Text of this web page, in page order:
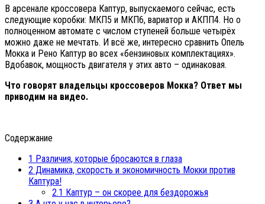
В арсенале кроссовера Каптур, выпускаемого сейчас, есть
следующие коробки: МКП5 и МКП6, вариатор и АКПП4. Но о
полноценном автомате с числом ступеней больше четырёх
можно даже не мечтать. И всё же, интересно сравнить Опель
Мокка и Рено Каптур во всех «бензиновых комплектациях».
Вдобавок, мощность двигателя у этих авто – одинаковая.
Что говорят владельцы кроссоверов Мокка? Ответ мы
приводим на видео.
Содержание
1 Различия, которые бросаются в глаза
2 Динамика, скорость и экономичность Мокки против
Каптура!
2.1 Каптур – он скорее для бездорожья